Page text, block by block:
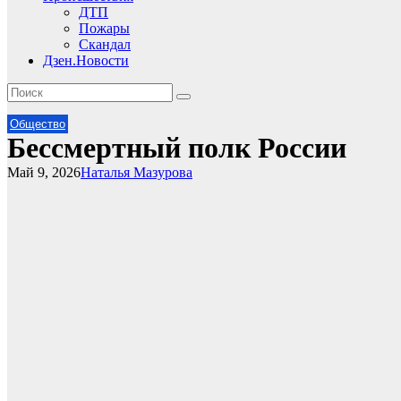
ДТП
Пожары
Скандал
Дзен.Новости
Общество
Бессмертный полк России
Наталья Мазурова
Май 9, 2026